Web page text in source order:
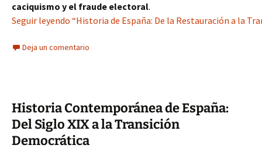
caciquismo y el fraude electoral.
Seguir leyendo “Historia de España: De la Restauración a la
Deja un comentario
Historia Contemporánea de España:
Del Siglo XIX a la Transición
Democrática